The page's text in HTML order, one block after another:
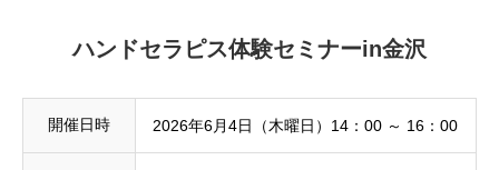
ハンドセラピス体験セミナーin金沢
開催日時 2026年6月4日（木曜日）14：00 ～ 16：00